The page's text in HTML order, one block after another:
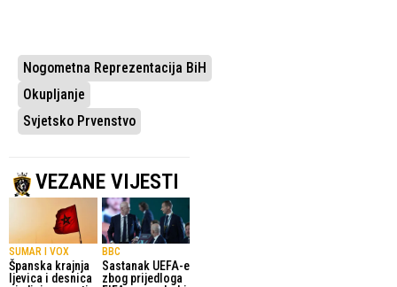
Nogometna Reprezentacija BiH
Okupljanje
Svjetsko Prvenstvo
VEZANE VIJESTI
SUMAR I VOX
Španska krajnja
ljevica i desnica
BBC
Sastanak UEFA-e
zbog prijedloga